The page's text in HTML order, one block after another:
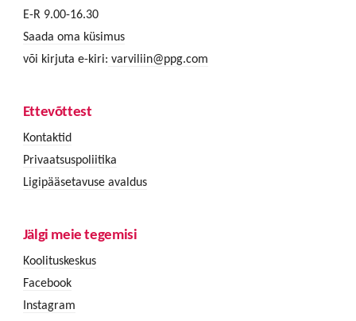
E-R 9.00-16.30
Saada oma küsimus
või kirjuta e-kiri: varviliin@ppg.com
Ettevõttest
Kontaktid
Privaatsuspoliitika
Ligipääsetavuse avaldus
Jälgi meie tegemisi
Koolituskeskus
Facebook
Instagram